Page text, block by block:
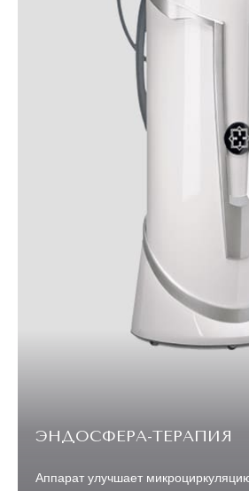
ЭНДОСФЕРА-ТЕРАПИЯ
Аппарат улучшает
BEAUTYLIZER